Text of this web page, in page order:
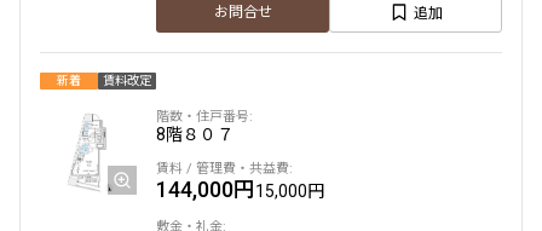
お問合せ 追加
新着 賃料改定
8階８０７
144,000円15,000円